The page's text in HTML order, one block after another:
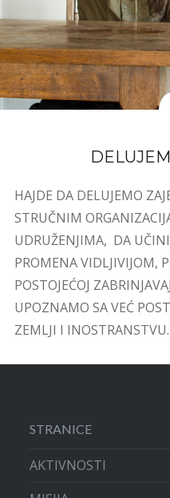
HAJDE DA DELUJEMO
STRUČNIM
UDRUŽENJIMA, DA
PROMENA VIDLJIVIJOM,
POSTOJEĆOJ
UPOZNAMO SA VEĆ
ZEMLJI I INOSTRANSTVU.
STRANICE
AKTIVNOSTI